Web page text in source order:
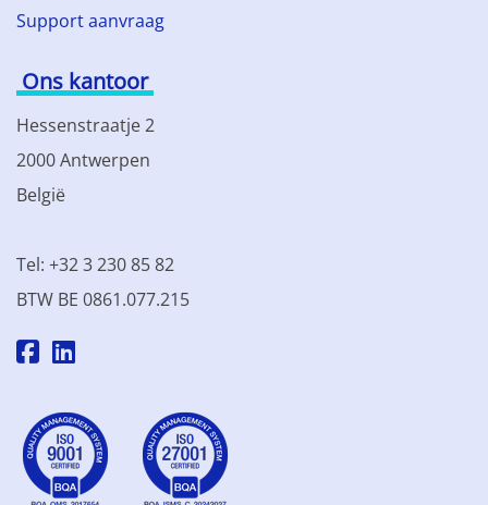
Support aanvraag
Ons kantoor
Hessenstraatje 2
2000 Antwerpen
België
Tel: +32 3 230 85 82
BTW BE 0861.077.215